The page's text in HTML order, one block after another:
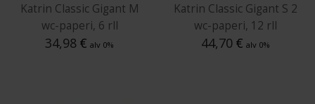
Katrin Classic Gigant M
wc-paperi, 6 rll
34,98 € alv 0%
Katrin Classic Gigant S 2
wc-paperi, 12 rll
44,70 € alv 0%